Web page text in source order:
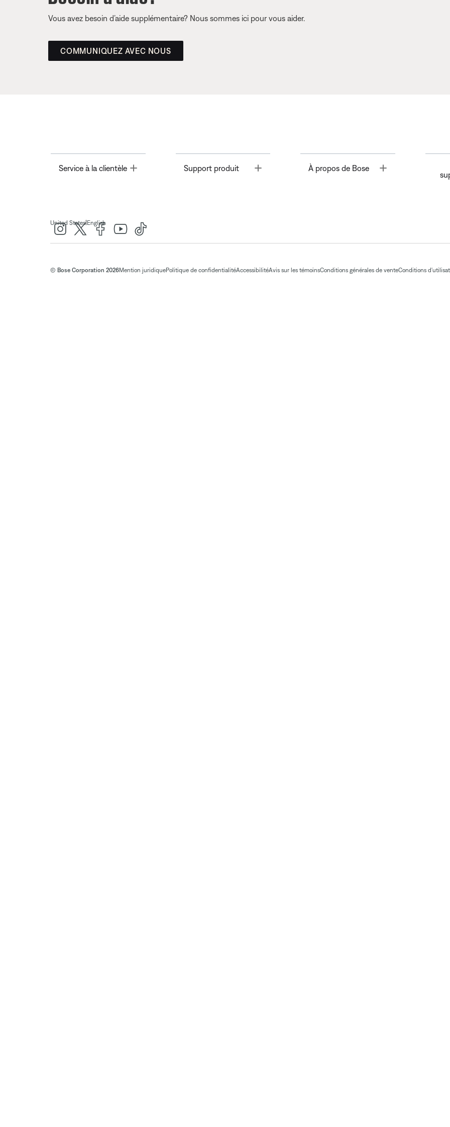
Vous avez besoin d’aide supplémentaire? Nous sommes ici pour vous aider.
COMMUNIQUEZ AVEC NOUS
Service à la clientèle Toggle Support produit À propos de Bose Toggle
United States| English
© Bose Corporation 2026Mention juridiquePolitique de confidentialitéAccessibilitéAvis sur les témoinsConditions générales de venteConditions